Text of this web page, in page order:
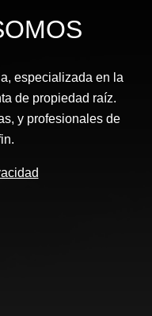
especializada en la
de propiedad raíz.
y profesionales de